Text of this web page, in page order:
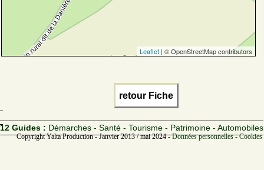
Leaflet | © OpenStreetMap contributors
retour Fiche
12 Guides : Démarches - Santé - Tourisme - Patrimoine - Automobiles
Copyright Yalta Production - Janvier 2013 / mai 2024 -Données personnelles -